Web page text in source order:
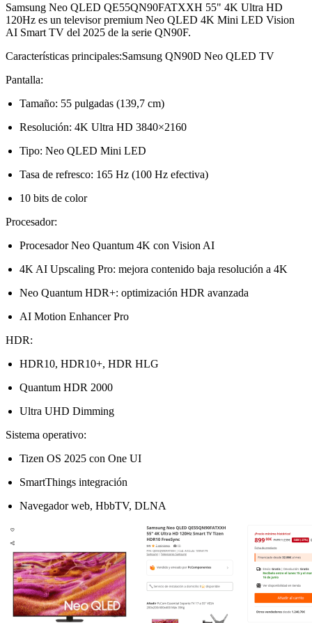
Samsung Neo QLED QE55QN90FATXXH 55" 4K Ultra HD
120Hz es un televisor premium Neo QLED 4K Mini LED Vision
AI Smart TV del 2025 de la serie QN90F.
Características principales:Samsung QN90D Neo QLED TV
Pantalla:
Tamaño: 55 pulgadas (139,7 cm)
Resolución: 4K Ultra HD 3840×2160
Tipo: Neo QLED Mini LED
Tasa de refresco: 165 Hz (100 Hz efectiva)
10 bits de color
Procesador:
Procesador Neo Quantum 4K con Vision AI
4K AI Upscaling Pro: mejora contenido baja resolución a 4K
Neo Quantum HDR+: optimización HDR avanzada
AI Motion Enhancer Pro
HDR:
HDR10, HDR10+, HDR HLG
Quantum HDR 2000
Ultra UHD Dimming
Sistema operativo:
Tizen OS 2025 con One UI
SmartThings integración
Navegador web, HbbTV, DLNA